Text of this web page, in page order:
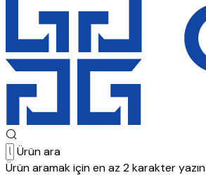
Ürün ara
Ürün aramak için en az 2 karakter yazın